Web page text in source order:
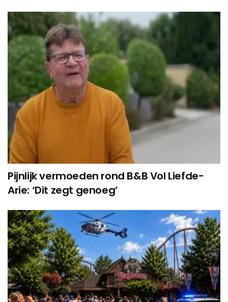
Pijnlijk vermoeden rond B&B Vol Liefde-
Arie: ‘Dit zegt genoeg’